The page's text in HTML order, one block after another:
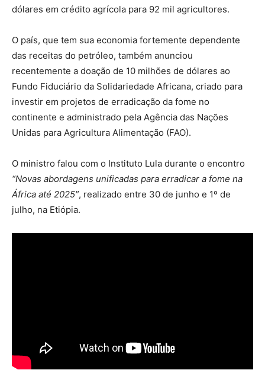
dólares em crédito agrícola para 92 mil agricultores.
O país, que tem sua economia fortemente dependente
das receitas do petróleo, também anunciou
recentemente a doação de 10 milhões de dólares ao
Fundo Fiduciário da Solidariedade Africana, criado para
investir em projetos de erradicação da fome no
continente e administrado pela Agência das Nações
Unidas para Agricultura Alimentação (FAO).
O ministro falou com o Instituto Lula durante o encontro
“Novas abordagens unificadas para erradicar a fome na
África até 2025″, realizado entre 30 de junho e 1º de
julho, na Etiópia.